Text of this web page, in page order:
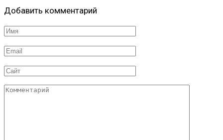
Добавить комментарий
Имя
Email
Сайт
Комментарий